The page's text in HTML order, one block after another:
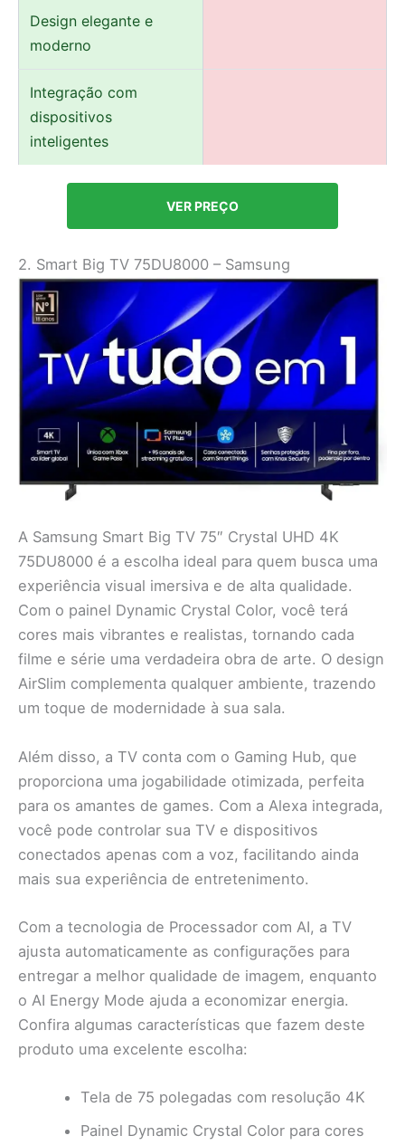
Design elegante e
moderno
Integração com
dispositivos
inteligentes
VER PREÇO
2. Smart Big TV 75DU8000 – Samsung
A Samsung Smart Big TV 75″ Crystal UHD 4K
75DU8000 é a escolha ideal para quem busca uma
experiência visual imersiva e de alta qualidade.
Com o painel Dynamic Crystal Color, você terá
cores mais vibrantes e realistas, tornando cada
filme e série uma verdadeira obra de arte. O design
AirSlim complementa qualquer ambiente, trazendo
um toque de modernidade à sua sala.
Além disso, a TV conta com o Gaming Hub, que
proporciona uma jogabilidade otimizada, perfeita
para os amantes de games. Com a Alexa integrada,
você pode controlar sua TV e dispositivos
conectados apenas com a voz, facilitando ainda
mais sua experiência de entretenimento.
Com a tecnologia de Processador com AI, a TV
ajusta automaticamente as configurações para
entregar a melhor qualidade de imagem, enquanto
o AI Energy Mode ajuda a economizar energia.
Confira algumas características que fazem deste
produto uma excelente escolha:
Tela de 75 polegadas com resolução 4K
Painel Dynamic Crystal Color para cores